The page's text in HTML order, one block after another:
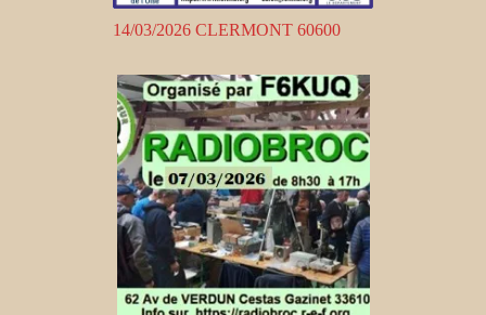
14/03/2026 CLERMONT 60600